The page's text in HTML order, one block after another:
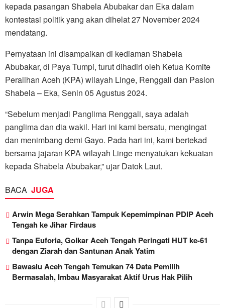
kepada pasangan Shabela Abubakar dan Eka dalam
kontestasi politik yang akan dihelat 27 November 2024
mendatang.
Pernyataan ini disampaikan di kediaman Shabela
Abubakar, di Paya Tumpi, turut dihadiri oleh Ketua Komite
Peralihan Aceh (KPA) wilayah Linge, Renggali dan Paslon
Shabela – Eka, Senin 05 Agustus 2024.
“Sebelum menjadi Panglima Renggali, saya adalah
panglima dan dia wakil. Hari ini kami bersatu, mengingat
dan menimbang demi Gayo. Pada hari ini, kami bertekad
bersama jajaran KPA wilayah Linge menyatukan kekuatan
kepada Shabela Abubakar,” ujar Datok Laut.
BACA JUGA
Arwin Mega Serahkan Tampuk Kepemimpinan PDIP Aceh
Tengah ke Jihar Firdaus
Tanpa Euforia, Golkar Aceh Tengah Peringati HUT ke-61
dengan Ziarah dan Santunan Anak Yatim
Bawaslu Aceh Tengah Temukan 74 Data Pemilih
Bermasalah, Imbau Masyarakat Aktif Urus Hak Pilih